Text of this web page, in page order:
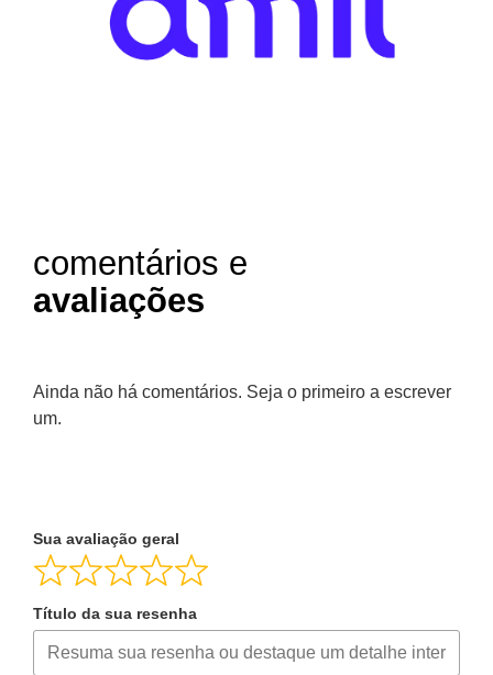
comentários e
avaliações
Ainda não há comentários. Seja o primeiro a escrever
um.
Sua avaliação geral
Título da sua resenha